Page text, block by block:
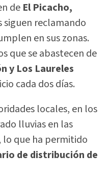
de El Picacho,
siguen reclamando
en sus zonas.
que se abastecen de
y Los Laureles
cada dos días.
locales, en los
lluvias en las
lo que ha permitido
de distribución de